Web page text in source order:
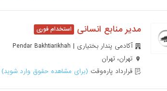
مدیر منابع انسانی
آکادمی پندار بختیاری | Pendar Bakhtiarikhah
تهران، تهران
قرارداد پاره‌وقت (برای مشاهده حقوق وارد شوید)